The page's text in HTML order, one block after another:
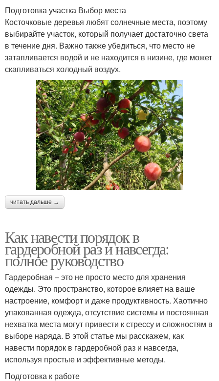
Подготовка участка Выбор места
Косточковые деревья любят солнечные места, поэтому
выбирайте участок, который получает достаточно света
в течение дня. Важно также убедиться, что место не
затапливается водой и не находится в низине, где может
скапливаться холодный воздух.
читать дальше →
Как навести порядок в
гардеробной раз и навсегда:
полное руководство
Гардеробная – это не просто место для хранения
одежды. Это пространство, которое влияет на ваше
настроение, комфорт и даже продуктивность. Хаотично
упакованная одежда, отсутствие системы и постоянная
нехватка места могут привести к стрессу и сложностям в
выборе наряда. В этой статье мы расскажем, как
навести порядок в гардеробной раз и навсегда,
используя простые и эффективные методы.
Подготовка к работе